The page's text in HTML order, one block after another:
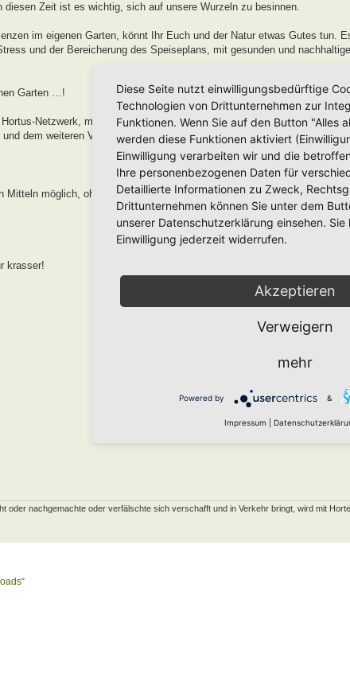
diesen Zeit ist es wichtig, sich auf unsere Wurzeln zu besinnen.
im eigenen Garten, könnt Ihr Euch und der Natur etwas Gutes tun.
und der Bereicherung des Speiseplans, mit gesunden und
Garten …!
Netzwerk, mit der Grundlage des Drei-Zonen-Gartens, hilft dir mit
dem weiteren Verlauf.
Mitteln möglich, ohne zuerst Tonnen von Materialien aus dem Baumarkt
krasser!
oder nachgemachte oder verfälschte sich verschafft und in Verkehr bringt, wird mit
Diese Seite nutzt einwilligungsbedürftige
Technologien von Drittunternehmen zur
Funktionen. Wenn Sie auf den Button "Alles
werden diese Funktionen aktiviert
Einwilligung verarbeiten wir und die
Ihre personenbezogenen Daten für
Detaillierte Informationen zu Zweck,
Drittunternehmen können Sie unter dem
unserer Datenschutzerklärung einsehen. Sie
Einwilligung jederzeit widerrufen.
Akzeptieren
Verweigern
mehr
Powered by &
Impressum